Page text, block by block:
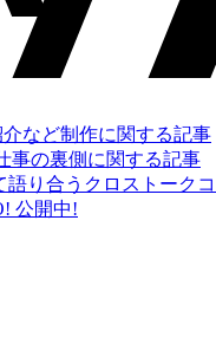
など制作に関する記事
事の裏側に関する記事
語り合うクロストーク
公開中!